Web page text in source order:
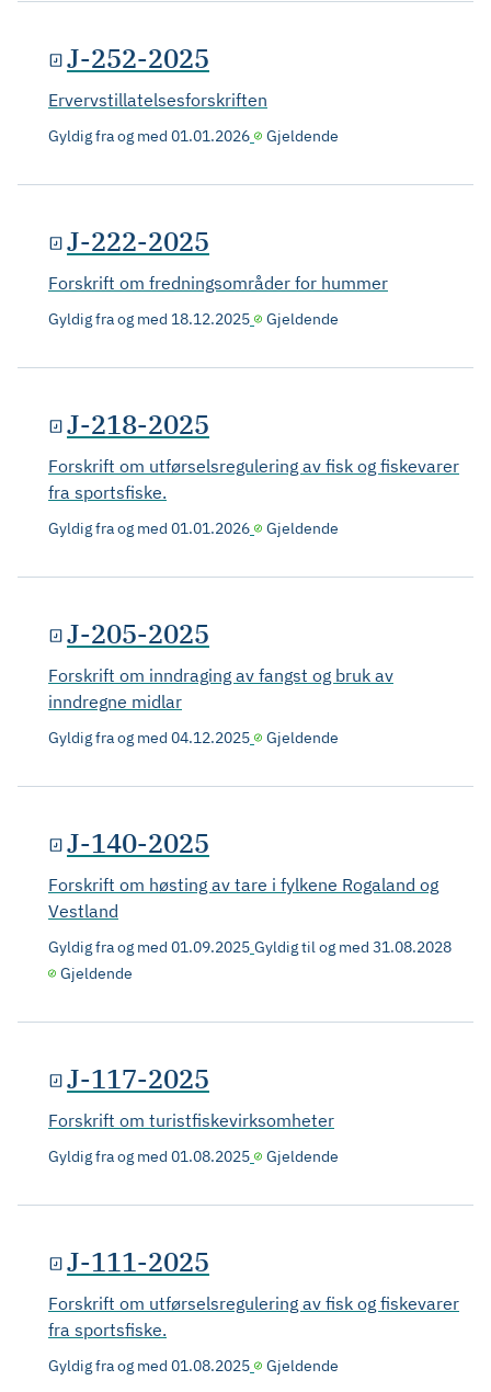
J-252-2025
Ervervstillatelsesforskriften
Gyldig fra og med 01.01.2026 Gjeldende
J-222-2025
Forskrift om fredningsområder for hummer
Gyldig fra og med 18.12.2025 Gjeldende
J-218-2025
Forskrift om utførselsregulering av fisk og fiskevarer
fra sportsfiske.
Gyldig fra og med 01.01.2026 Gjeldende
J-205-2025
Forskrift om inndraging av fangst og bruk av
inndregne midlar
Gyldig fra og med 04.12.2025 Gjeldende
J-140-2025
Forskrift om høsting av tare i fylkene Rogaland og
Vestland
Gyldig fra og med 01.09.2025 Gyldig til og med 31.08.2028
Gjeldende
J-117-2025
Forskrift om turistfiskevirksomheter
Gyldig fra og med 01.08.2025 Gjeldende
J-111-2025
Forskrift om utførselsregulering av fisk og fiskevarer
fra sportsfiske.
Gyldig fra og med 01.08.2025 Gjeldende